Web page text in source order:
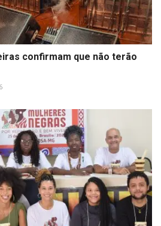
confirmam que não terão